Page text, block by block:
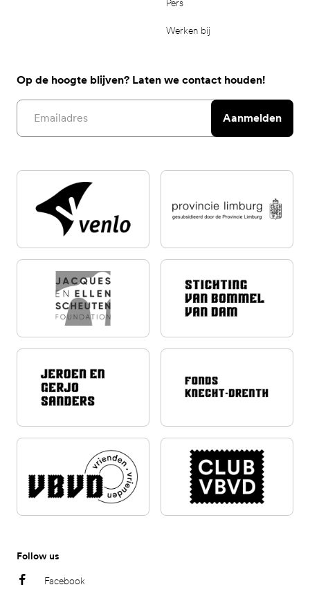
Pers
Werken bij
Op de hoogte blijven? Laten we contact houden!
Email address
Aanmelden
Follow us
Facebook